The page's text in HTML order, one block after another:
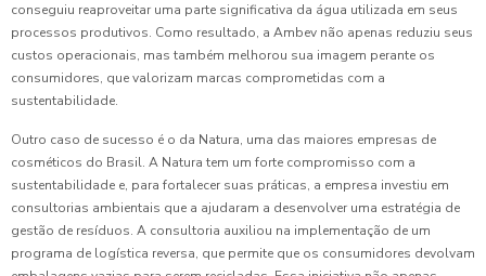
conseguiu reaproveitar uma parte significativa da água utilizada em seus
processos produtivos. Como resultado, a Ambev não apenas reduziu seus
custos operacionais, mas também melhorou sua imagem perante os
consumidores, que valorizam marcas comprometidas com a
sustentabilidade.
Outro caso de sucesso é o da Natura, uma das maiores empresas de
cosméticos do Brasil. A Natura tem um forte compromisso com a
sustentabilidade e, para fortalecer suas práticas, a empresa investiu em
consultorias ambientais que a ajudaram a desenvolver uma estratégia de
gestão de resíduos. A consultoria auxiliou na implementação de um
programa de logística reversa, que permite que os consumidores devolvam